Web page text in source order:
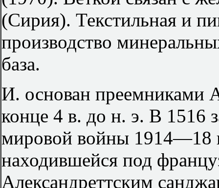
(Сирия). Текстильная и
производство
база.
И. основан преемниками
конце 4 в. до н. э. В 1516
мировой войны 1914—18
находившейся под
Александреттским